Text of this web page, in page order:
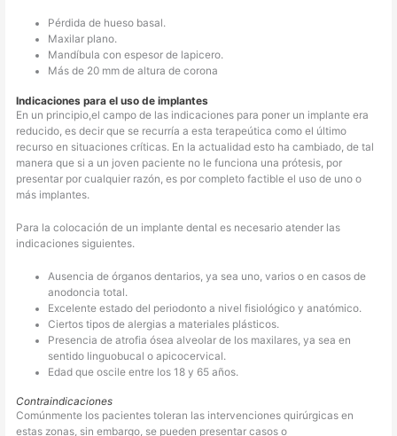
Pérdida de hueso basal.
Maxilar plano.
Mandíbula con espesor de lapicero.
Más de 20 mm de altura de corona
Indicaciones para el uso de implantes
En un principio,el campo de las indicaciones para poner un implante era
reducido, es decir que se recurría a esta terapeútica como el último
recurso en situaciones críticas. En la actualidad esto ha cambiado, de tal
manera que si a un joven paciente no le funciona una prótesis, por
presentar por cualquier razón, es por completo factible el uso de uno o
más implantes.
Para la colocación de un implante dental es necesario atender las
indicaciones siguientes.
Ausencia de órganos dentarios, ya sea uno, varios o en casos de
anodoncia total.
Excelente estado del periodonto a nivel fisiológico y anatómico.
Ciertos tipos de alergias a materiales plásticos.
Presencia de atrofia ósea alveolar de los maxilares, ya sea en
sentido linguobucal o apicocervical.
Edad que oscile entre los 18 y 65 años.
Contraindicaciones
Comúnmente los pacientes toleran las intervenciones quirúrgicas en
estas zonas, sin embargo, se pueden presentar casos o